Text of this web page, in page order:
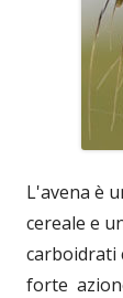
L'avena è
cereale e
carboidrati
forte